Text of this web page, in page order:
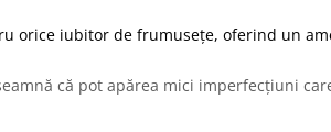
orice iubitor de frumusețe, oferind un
că pot apărea mici imperfecțiuni